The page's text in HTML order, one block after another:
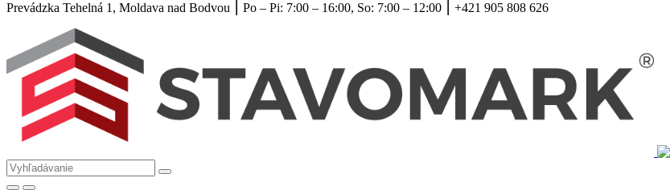
Prevádzka Tehelná 1, Moldava nad Bodvou ⎮ Po – Pi: 7:00 – 16:00, So: 7:00 – 12:00 ⎮ +421 905 808 626